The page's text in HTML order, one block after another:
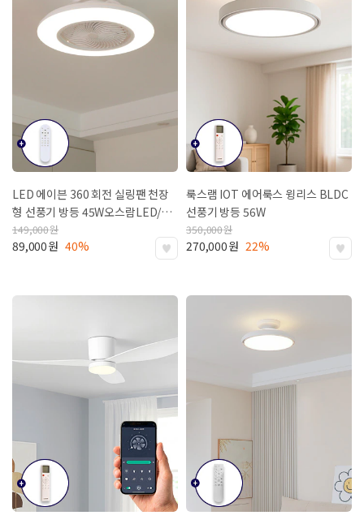
LED 에이븐 360 회전 실링팬 천장
형 선풍기 방등 45W오스람LED/2
년 무상 A/S
149,000원
89,000원 40%
룩스램 IOT 에어룩스 윙리스 BLDC
선풍기 방등 56W
350,000원
270,000원 22%